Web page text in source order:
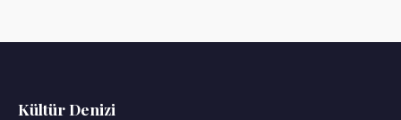
Kültür Denizi